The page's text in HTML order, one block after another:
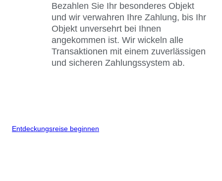
Bezahlen Sie Ihr besonderes Objekt
und wir verwahren Ihre Zahlung, bis Ihr
Objekt unversehrt bei Ihnen
angekommen ist. Wir wickeln alle
Transaktionen mit einem zuverlässigen
und sicheren Zahlungssystem ab.
Entdeckungsreise beginnen